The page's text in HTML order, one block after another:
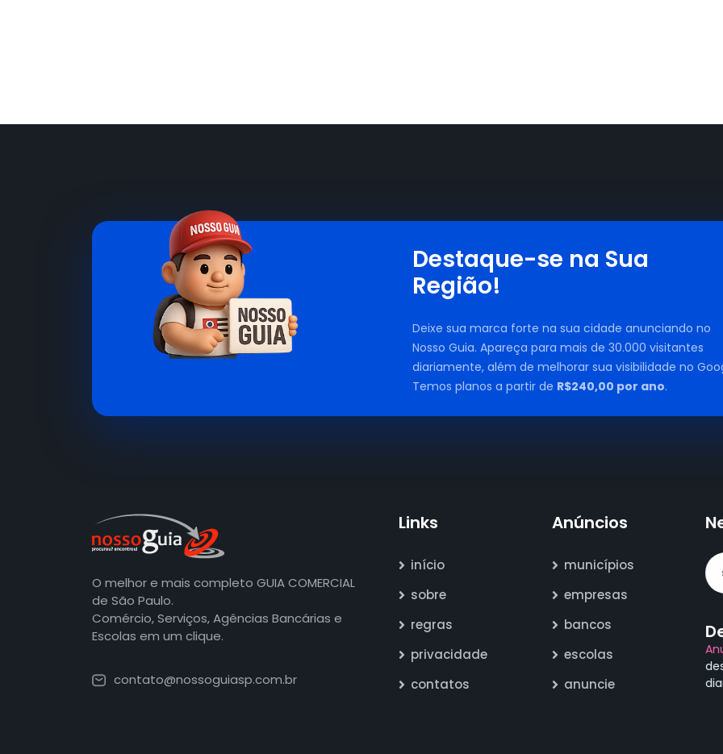
Destaque-se na Sua
Região!
Deixe sua marca forte na sua cidade anunciando no
Nosso Guia. Apareça para mais de 30.000 visitantes
diariamente, além de melhorar sua visibilidade no
Temos planos a partir de R$240,00 por ano.
O melhor e mais completo GUIA COMERCIAL
de São Paulo.
Comércio, Serviços, Agências Bancárias e
Escolas em um clique.
contato@nossoguiasp.com.br
Links
início
sobre
regras
privacidade
contatos
Anúncios
municípios
empresas
bancos
escolas
anuncie